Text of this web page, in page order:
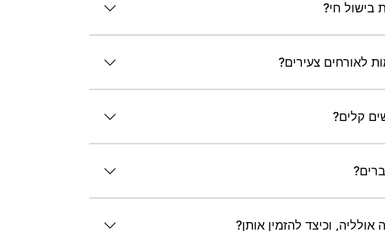
בישול חי?
לאורחים צעירים?
קלים?
וכיצד להזמין אותן?